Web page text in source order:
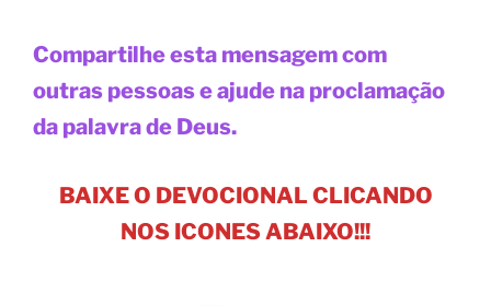
Compartilhe esta mensagem com
outras pessoas e ajude na proclamação
da palavra de Deus.
BAIXE O DEVOCIONAL CLICANDO
NOS ICONES ABAIXO!!!